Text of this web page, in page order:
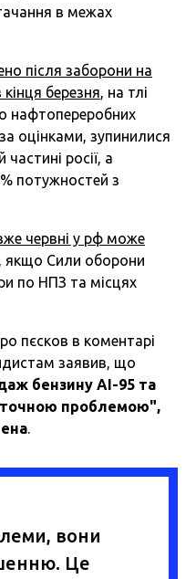
в межах
після заборони на
березня, на тлі
нафтопереробних
оцінками, зупинилися
росії, а
потужностей з
червні у рф може
, якщо Сили оборони
по НПЗ та місцях
пєсков в коментарі
заявив, що
бензину АІ-95 та
проблемою",
.
вони
Це